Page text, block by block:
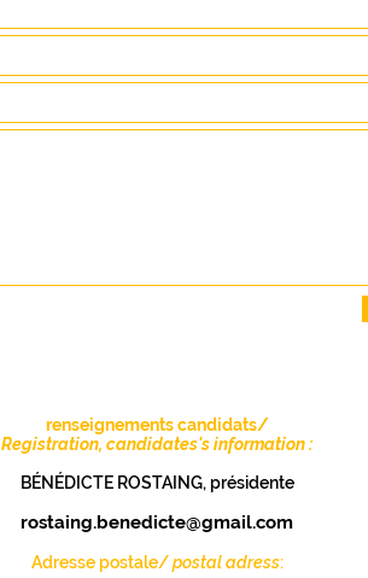
renseignements candidats/
Registration, candidates's information :
BÉNÉDICTE ROSTAING, présidente
rostaing.benedicte@gmail.com
Adresse postale/postal adress: